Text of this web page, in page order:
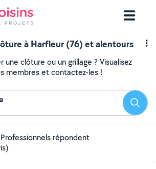
à Harfleur (76) et alentours
une clôture ou un grillage ? Visualisez
membres et contactez-les !
répondent